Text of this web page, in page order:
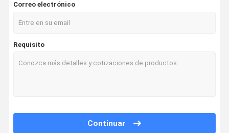
Correo electrónico
Requisito
Continuar